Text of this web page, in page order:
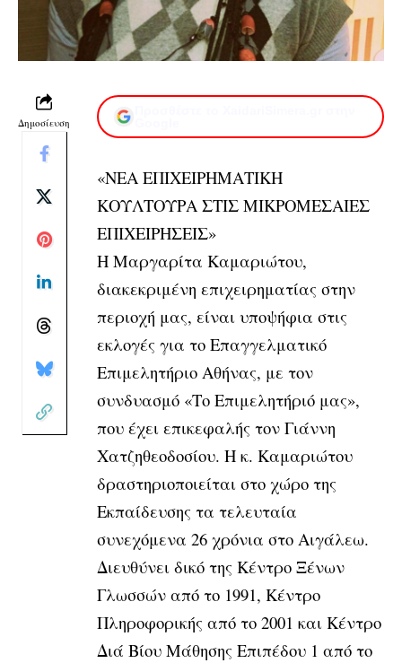
Δημοσίευση
«ΝΕΑ ΕΠΙΧΕΙΡΗΜΑΤΙΚΗ
ΚΟΥΛΤΟΥΡΑ ΣΤΙΣ ΜΙΚΡΟΜΕΣΑΙΕΣ
ΕΠΙΧΕΙΡΗΣΕΙΣ»
Η Μαργαρίτα Καμαριώτου,
διακεκριμένη επιχειρηματίας στην
περιοχή μας, είναι υποψήφια στις
εκλογές για το Επαγγελματικό
Επιμελητήριο Αθήνας, με τον
συνδυασμό «Το Επιμελητήριό μας»,
που έχει επικεφαλής τον Γιάννη
Χατζηθεοδοσίου. Η κ. Καμαριώτου
δραστηριοποιείται στο χώρο της
Εκπαίδευσης τα τελευταία
συνεχόμενα 26 χρόνια στο Αιγάλεω.
Διευθύνει δικό της Κέντρο Ξένων
Γλωσσών από το 1991, Κέντρο
Πληροφορικής από το 2001 και Κέντρο
Διά Βίου Μάθησης Επιπέδου 1 από το